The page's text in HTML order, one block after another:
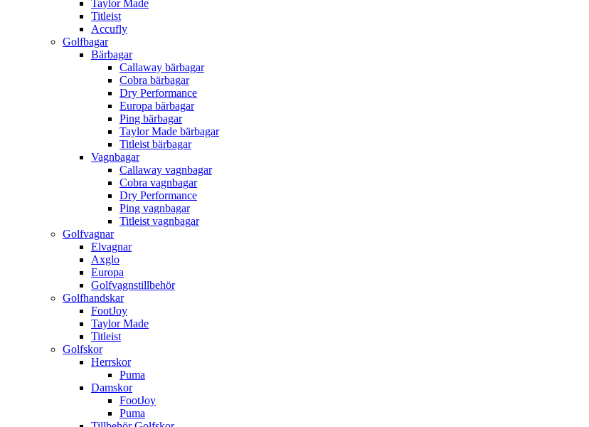
Taylor Made
Titleist
Accufly
Golfbagar
Bärbagar
Callaway bärbagar
Cobra bärbagar
Dry Performance
Europa bärbagar
Ping bärbagar
Taylor Made bärbagar
Titleist bärbagar
Vagnbagar
Callaway vagnbagar
Cobra vagnbagar
Dry Performance
Ping vagnbagar
Titleist vagnbagar
Golfvagnar
Elvagnar
Axglo
Europa
Golfvagnstillbehör
Golfhandskar
FootJoy
Taylor Made
Titleist
Golfskor
Herrskor
Puma
Damskor
FootJoy
Puma